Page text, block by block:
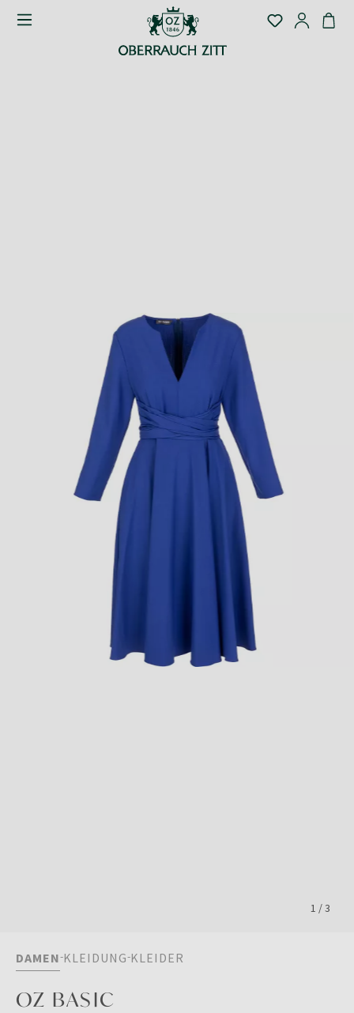
1 /3
DAMEN KLEIDUNG KLEIDER
OZ BASIC